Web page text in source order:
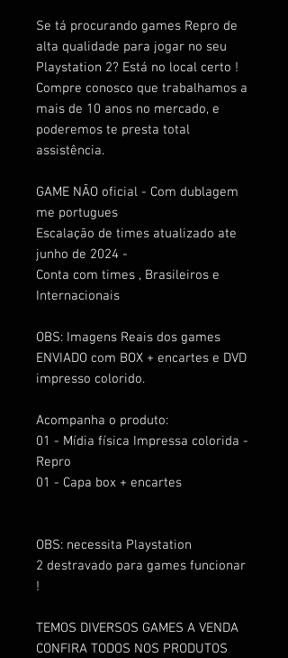
Se tá procurando games Repro de
alta qualidade para jogar no seu
Playstation 2? Está no local certo !
Compre conosco que trabalhamos a
mais de 10 anos no mercado, e
poderemos te presta total
assistência.
GAME NÃO oficial - Com dublagem
me portugues
Escalação de times atualizado ate
junho de 2024 -
Conta com times , Brasileiros e
Internacionais
OBS: Imagens Reais dos games
ENVIADO com BOX + encartes e DVD
impresso colorido.
Acompanha o produto:
01 - Mídia física Impressa colorida -
Repro
01 - Capa box + encartes
OBS: necessita Playstation
2 destravado para games funcionar
!
TEMOS DIVERSOS GAMES A VENDA
CONFIRA TODOS NOS PRODUTOS